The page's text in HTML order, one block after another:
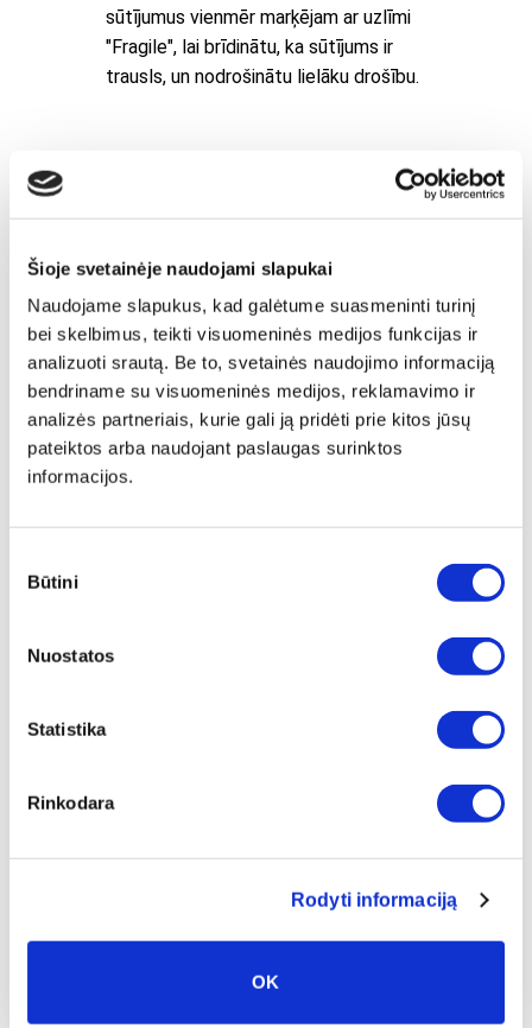
Šioje svetainėje naudojami slapukai
Naudojame slapukus, kad galėtume suasmeninti turinį
bei skelbimus, teikti visuomeninės medijos funkcijas ir
analizuoti srautą. Be to, svetainės naudojimo informaciją
bendriname su visuomeninės medijos, reklamavimo ir
analizės partneriais, kurie gali ją pridėti prie kitos jūsų
pateiktos arba naudojant paslaugas surinktos
informacijos.
pasirinkimas
Būtini
Nuostatos
Statistika
Rinkodara
Rodyti informaciją
OK
sūtījumus vienmēr marķējam ar uzlīmi
"Fragile", lai brīdinātu, ka sūtījums ir
trausls, un nodrošinātu lielāku drošību.
Papildu ierāmēšana
mājas interjera akcentu.
rakstot uz labas@drobiunamai.lt.